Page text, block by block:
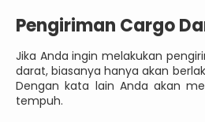
Pengiriman Cargo
Jika Anda ingin melakukan
darat, biasanya hanya akan
Dengan kata lain Anda akan
tempuh.